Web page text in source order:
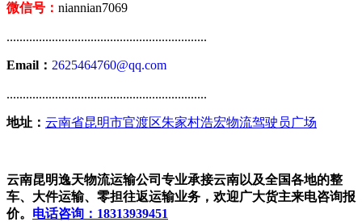
微信号： niannian7069
..............................................................
Email： 2625464760@qq.com
..............................................................
地址： 云南省昆明市官渡区朱家村浩宏物流驾驶员广场
云南昆明逸天物流运输公司专业承接云南以及全国各地的整
车、大件运输、零担往返运输业务，欢迎广大货主来电咨询报
价。 电话咨询：18313939451